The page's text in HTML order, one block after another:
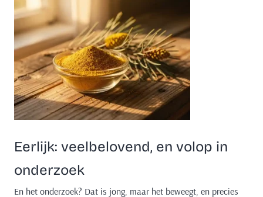
Eerlijk: veelbelovend, en volop in
onderzoek
En het onderzoek? Dat is jong, maar het beweegt, en precies